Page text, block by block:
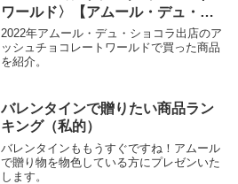
ワールド〉【アムール・デュ・シ
ョコラ】
2022年アムール・デュ・ショコラ出店のア
ッシュチョコレートワールドで買った商品
を紹介。
バレンタインで贈りたい商品ラン
キング（私的）
バレンタインももうすぐですね！アムール
で贈り物を物色している方にプレゼンいた
します。